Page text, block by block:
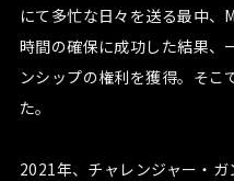
にて多忙な日々を送る最中、
時間の確保に成功した結果、
ンシップの権利を獲得。そこ
た。
2021年、チャレンジャー・